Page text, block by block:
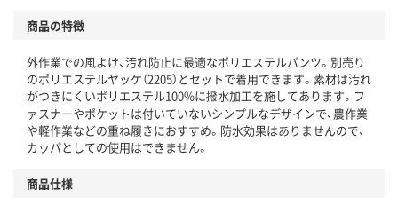
商品の特徴
外作業での風よけ、汚れ防止に最適なポリエステルパンツ。別売り
のポリエステルヤッケ（2205）とセットで着用できます。素材は汚れ
がつきにくいポリエステル100%に撥水加工を施してあります。フ
ァスナーやポケットは付いていないシンプルなデザインで、農作業
や軽作業などの重ね履きにおすすめ。防水効果はありませんので、
カッパとしての使用はできません。
商品仕様